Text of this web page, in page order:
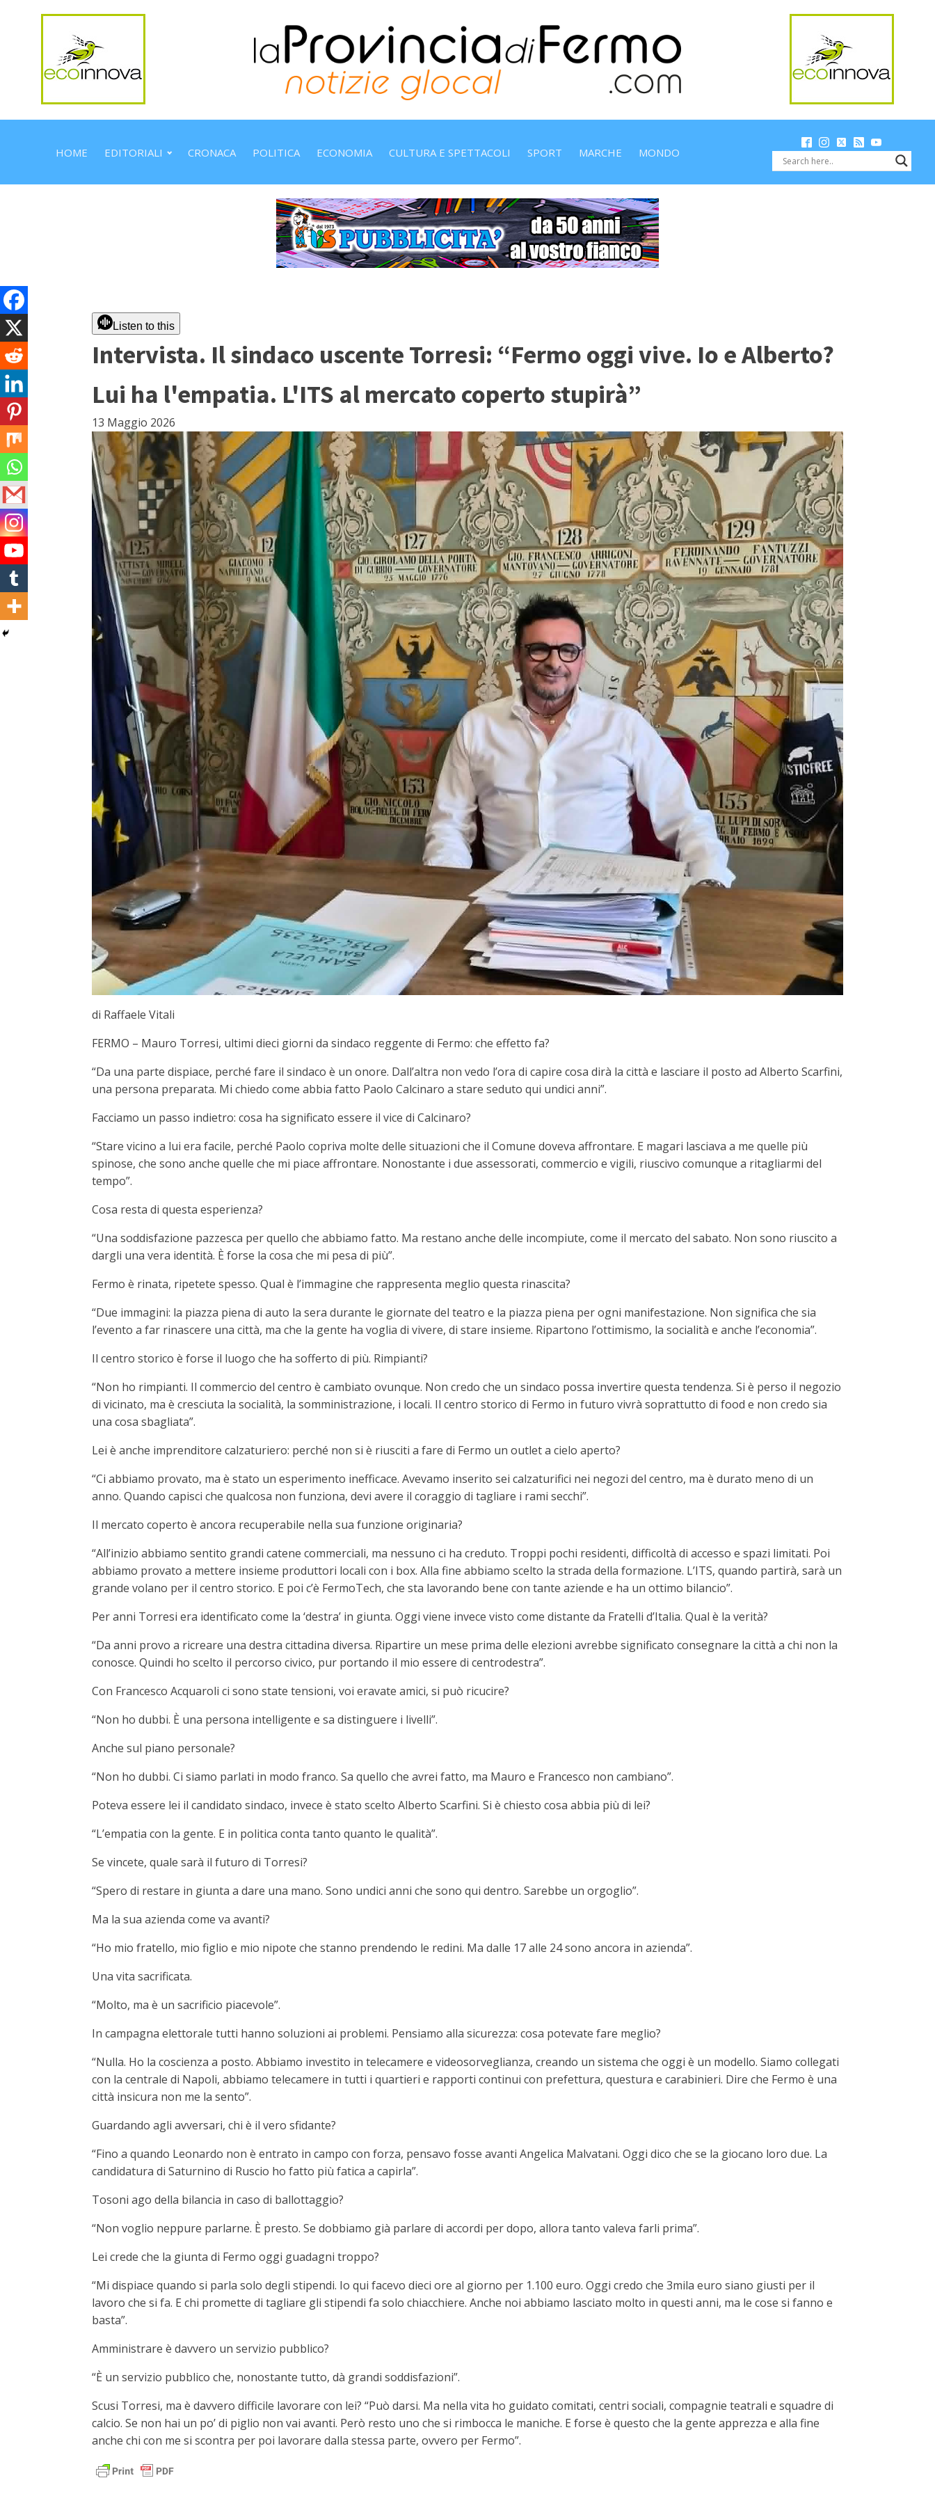
HOME EDITORIALI CRONACA POLITICA ECONOMIA CULTURA E SPETTACOLI SPORT MARCHE MONDO
Listen to this
Intervista. Il sindaco uscente Torresi: “Fermo oggi vive. Io e Alberto?
Lui ha l'empatia. L'ITS al mercato coperto stupirà”
13 Maggio 2026
di Raffaele Vitali
FERMO – Mauro Torresi, ultimi dieci giorni da sindaco reggente di Fermo: che effetto fa?
“Da una parte dispiace, perché fare il sindaco è un onore. Dall’altra non vedo l’ora di capire cosa dirà la città e lasciare il posto ad Alberto Scarfini,
una persona preparata. Mi chiedo come abbia fatto Paolo Calcinaro a stare seduto qui undici anni”.
Facciamo un passo indietro: cosa ha significato essere il vice di Calcinaro?
“Stare vicino a lui era facile, perché Paolo copriva molte delle situazioni che il Comune doveva affrontare. E magari lasciava a me quelle più
spinose, che sono anche quelle che mi piace affrontare. Nonostante i due assessorati, commercio e vigili, riuscivo comunque a ritagliarmi del
tempo”.
Cosa resta di questa esperienza?
“Una soddisfazione pazzesca per quello che abbiamo fatto. Ma restano anche delle incompiute, come il mercato del sabato. Non sono riuscito a
dargli una vera identità. È forse la cosa che mi pesa di più”.
Fermo è rinata, ripetete spesso. Qual è l’immagine che rappresenta meglio questa rinascita?
“Due immagini: la piazza piena di auto la sera durante le giornate del teatro e la piazza piena per ogni manifestazione. Non significa che sia
l’evento a far rinascere una città, ma che la gente ha voglia di vivere, di stare insieme. Ripartono l’ottimismo, la socialità e anche l’economia”.
Il centro storico è forse il luogo che ha sofferto di più. Rimpianti?
“Non ho rimpianti. Il commercio del centro è cambiato ovunque. Non credo che un sindaco possa invertire questa tendenza. Si è perso il negozio
di vicinato, ma è cresciuta la socialità, la somministrazione, i locali. Il centro storico di Fermo in futuro vivrà soprattutto di food e non credo sia
una cosa sbagliata”.
Lei è anche imprenditore calzaturiero: perché non si è riusciti a fare di Fermo un outlet a cielo aperto?
“Ci abbiamo provato, ma è stato un esperimento inefficace. Avevamo inserito sei calzaturifici nei negozi del centro, ma è durato meno di un
anno. Quando capisci che qualcosa non funziona, devi avere il coraggio di tagliare i rami secchi”.
Il mercato coperto è ancora recuperabile nella sua funzione originaria?
“All’inizio abbiamo sentito grandi catene commerciali, ma nessuno ci ha creduto. Troppi pochi residenti, difficoltà di accesso e spazi limitati. Poi
abbiamo provato a mettere insieme produttori locali con i box. Alla fine abbiamo scelto la strada della formazione. L’ITS, quando partirà, sarà un
grande volano per il centro storico. E poi c’è FermoTech, che sta lavorando bene con tante aziende e ha un ottimo bilancio”.
Per anni Torresi era identificato come la ‘destra’ in giunta. Oggi viene invece visto come distante da Fratelli d’Italia. Qual è la verità?
“Da anni provo a ricreare una destra cittadina diversa. Ripartire un mese prima delle elezioni avrebbe significato consegnare la città a chi non la
conosce. Quindi ho scelto il percorso civico, pur portando il mio essere di centrodestra”.
Con Francesco Acquaroli ci sono state tensioni, voi eravate amici, si può ricucire?
“Non ho dubbi. È una persona intelligente e sa distinguere i livelli”.
Anche sul piano personale?
“Non ho dubbi. Ci siamo parlati in modo franco. Sa quello che avrei fatto, ma Mauro e Francesco non cambiano”.
Poteva essere lei il candidato sindaco, invece è stato scelto Alberto Scarfini. Si è chiesto cosa abbia più di lei?
“L’empatia con la gente. E in politica conta tanto quanto le qualità”.
Se vincete, quale sarà il futuro di Torresi?
“Spero di restare in giunta a dare una mano. Sono undici anni che sono qui dentro. Sarebbe un orgoglio”.
Ma la sua azienda come va avanti?
“Ho mio fratello, mio figlio e mio nipote che stanno prendendo le redini. Ma dalle 17 alle 24 sono ancora in azienda”.
Una vita sacrificata.
“Molto, ma è un sacrificio piacevole”.
In campagna elettorale tutti hanno soluzioni ai problemi. Pensiamo alla sicurezza: cosa potevate fare meglio?
“Nulla. Ho la coscienza a posto. Abbiamo investito in telecamere e videosorveglianza, creando un sistema che oggi è un modello. Siamo collegati
con la centrale di Napoli, abbiamo telecamere in tutti i quartieri e rapporti continui con prefettura, questura e carabinieri. Dire che Fermo è una
città insicura non me la sento”.
Guardando agli avversari, chi è il vero sfidante?
“Fino a quando Leonardo non è entrato in campo con forza, pensavo fosse avanti Angelica Malvatani. Oggi dico che se la giocano loro due. La
candidatura di Saturnino di Ruscio ho fatto più fatica a capirla”.
Tosoni ago della bilancia in caso di ballottaggio?
“Non voglio neppure parlarne. È presto. Se dobbiamo già parlare di accordi per dopo, allora tanto valeva farli prima”.
Lei crede che la giunta di Fermo oggi guadagni troppo?
“Mi dispiace quando si parla solo degli stipendi. Io qui facevo dieci ore al giorno per 1.100 euro. Oggi credo che 3mila euro siano giusti per il
lavoro che si fa. E chi promette di tagliare gli stipendi fa solo chiacchiere. Anche noi abbiamo lasciato molto in questi anni, ma le cose si fanno e
basta”.
Amministrare è davvero un servizio pubblico?
“È un servizio pubblico che, nonostante tutto, dà grandi soddisfazioni”.
Scusi Torresi, ma è davvero difficile lavorare con lei? “Può darsi. Ma nella vita ho guidato comitati, centri sociali, compagnie teatrali e squadre di
calcio. Se non hai un po’ di piglio non vai avanti. Però resto uno che si rimbocca le maniche. E forse è questo che la gente apprezza e alla fine
anche chi con me si scontra per poi lavorare dalla stessa parte, ovvero per Fermo”.